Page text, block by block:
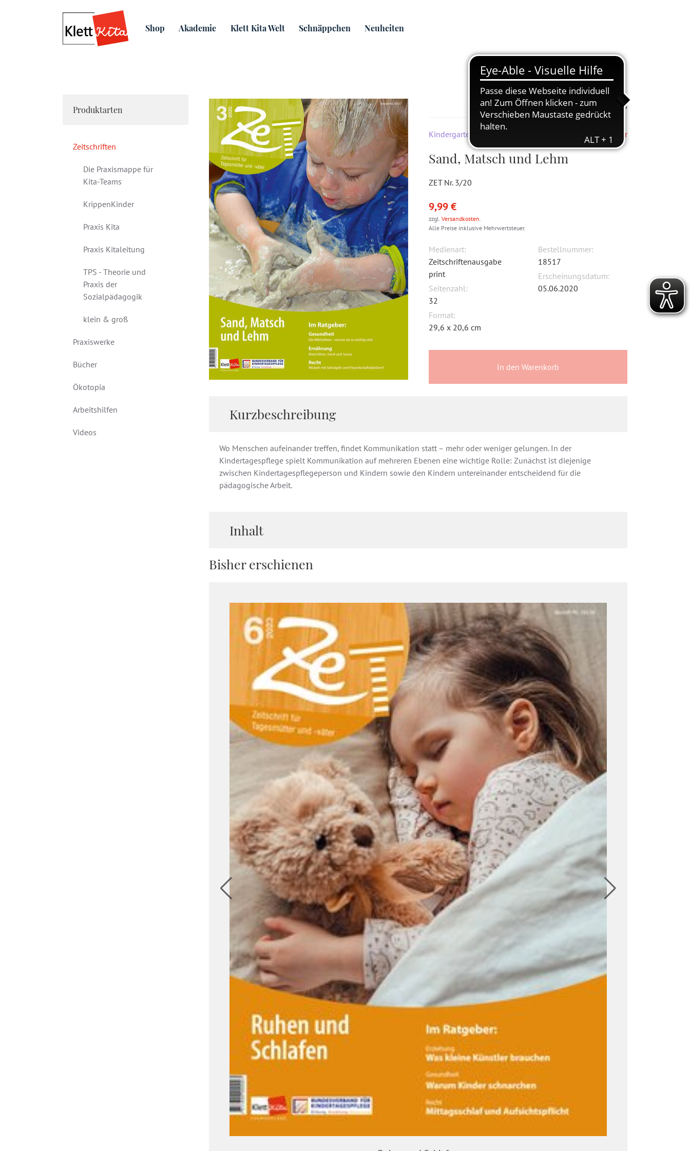
Shop Akademie Klett Kita Welt Schnäppchen Neuheiten
Home
Produktarten
Zeitschriften
Die Praxismappe für
Kita-Teams
KrippenKinder
Praxis Kita
Praxis Kitaleitung
TPS - Theorie und
Praxis der
Sozialpädagogik
klein & groß
Praxiswerke
Bücher
Ökotopia
Arbeitshilfen
Videos
Zur Merkliste hinzufügen
Kindergarten & Kita Nicht mehr lieferbar
Sand, Matsch und Lehm
ZET Nr. 3/20
9,99 €
zzgl. Versandkosten.
Alle Preise inklusive Mehrwertsteuer.
Medienart:
Zeitschriftenausgabe
print
Seitenzahl:
32
Format:
29,6 x 20,6 cm
Bestellnummer:
18517
Erscheinungsdatum:
05.06.2020
In den Warenkorb
Kurzbeschreibung
Wo Menschen aufeinander treffen, findet Kommunikation statt – mehr oder weniger gelungen. In der
Kindertagespflege spielt Kommunikation auf mehreren Ebenen eine wichtige Rolle: Zunächst ist diejenige
zwischen Kindertagespflegeperson und Kindern sowie den Kindern untereinander entscheidend für die
pädagogische Arbeit.
Inhalt
Bisher erschienen